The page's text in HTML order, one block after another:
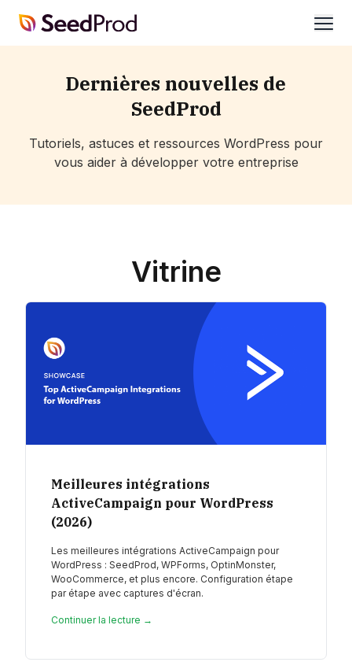
SeedProd
Dernières nouvelles de
SeedProd
Tutoriels, astuces et ressources WordPress pour
vous aider à développer votre entreprise
Vitrine
Meilleures intégrations
ActiveCampaign pour WordPress
(2026)
Les meilleures intégrations ActiveCampaign pour
WordPress : SeedProd, WPForms, OptinMonster,
WooCommerce, et plus encore. Configuration étape
par étape avec captures d'écran.
Continuer la lecture →